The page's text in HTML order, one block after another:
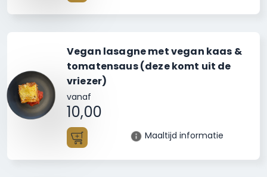
Vegan lasagne met vegan kaas &
tomatensaus (deze komt uit de
vriezer)
vanaf
10,00
Maaltijd informatie